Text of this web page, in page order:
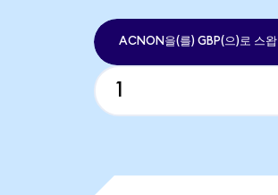
ACNON을(를) GBP(으)로 스왑